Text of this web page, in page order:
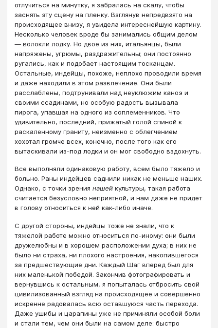
отлучиться на минутку, я забралась на скалу, чтобы
заснять эту сцену на пленку. Взглянув непредвзято на
происходящее внизу, я увидела интереснейшую картину.
Несколько человек вроде бы занимались общим делом
— волокли лодку. Но двое из них, итальянцы, были
напряжены, угрюмы, раздражительны; они постоянно
ругались, как и подобает настоящим тосканцам.
Остальные, индейцы, похоже, неплохо проводили время
и даже находили в этом развлечение. Они были
расслаблены, подтрунивали над неуклюжим каноэ и
своими ссадинами, но особую радость вызывала
пирога, упавшая на одного из соплеменников. Что
удивительно, последний, прижатый голой спиной к
раскаленному граниту, неизменно с облегчением
хохотал громче всех, конечно, после того как его
вытаскивали из-под лодки и он мог свободно вздохнуть.
Все выполняли одинаковую работу, всем было тяжело и
больно. Раны индейцев саднили никак не меньше наших.
Однако, с точки зрения нашей культуры, такая работа
считается безусловно неприятной, и нам даже не придет
в голову относиться к ней как-либо иначе.
С другой стороны, индейцы тоже не знали, что к
тяжелой работе можно относиться по-иному: они были
дружелюбны и в хорошем расположении духа; в них не
было ни страха, ни плохого настроения, накопившегося
за предшествующие дни. Каждый Шаг вперед был для
них маленькой победой. Закончив фотографировать и
вернувшись к остальным, я попыталась отбросить свой
цивилизованный взгляд на происходящее и совершенно
искренне радовалась всю оставшуюся часть перехода.
Даже ушибы и царапины уже не причиняли особой боли
и стали тем, чем они были на самом деле: быстро